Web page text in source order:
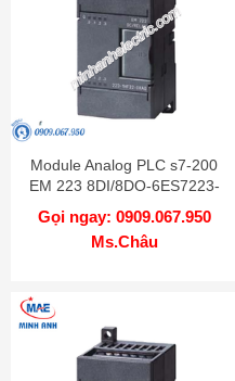
Module Analog PLC s7-200
EM 223 8DI/8DO-6ES7223-
1PH22-0XA0
Gọi ngay: 0909.067.950
Ms.Châu